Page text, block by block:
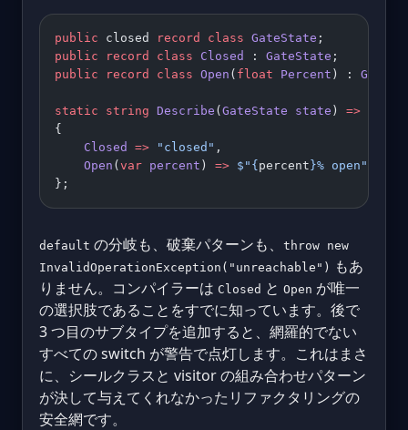
public closed record class GateState ;
public record class Closed : GateState ;
public record class Open ( float Percent ) :
static string Describe ( GateState state ) =>
{
    Closed
=> "closed" ,
    Open
( var percent ) => $" { percent }% open"
};
default の分岐も、破棄パターンも、
throw new
InvalidOperationException("unreachable")
もあ
りません。コンパイラーは Closed と Open が唯一
の選択肢であることをすでに知っています。後で
3 つ目のサブタイプを追加すると、網羅的でない
すべての switch が警告で点灯します。これはまさ
に、シールクラスと visitor の組み合わせパターン
が決して与えてくれなかったリファクタリングの
安全網です。